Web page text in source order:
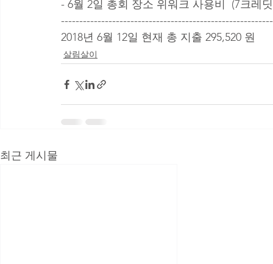
- 6월 2일 총회 장소 위워크 사용비  (7크레
2018년 6월 12일 현재 총 지출 295,520 원
살림살이
최근 게시물